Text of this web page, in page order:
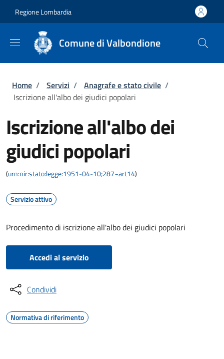
Regione Lombardia
Comune di Valbondione
Briciole di pane
Home / Servizi / Anagrafe e stato civile /
Iscrizione all'albo dei giudici popolari
Iscrizione all'albo dei
giudici popolari
(urn:nir:stato:legge:1951-04-10;287~art14)
Servizio attivo
Procedimento di iscrizione all'albo dei giudici popolari
Accedi al servizio
Condividi
Normativa di riferimento